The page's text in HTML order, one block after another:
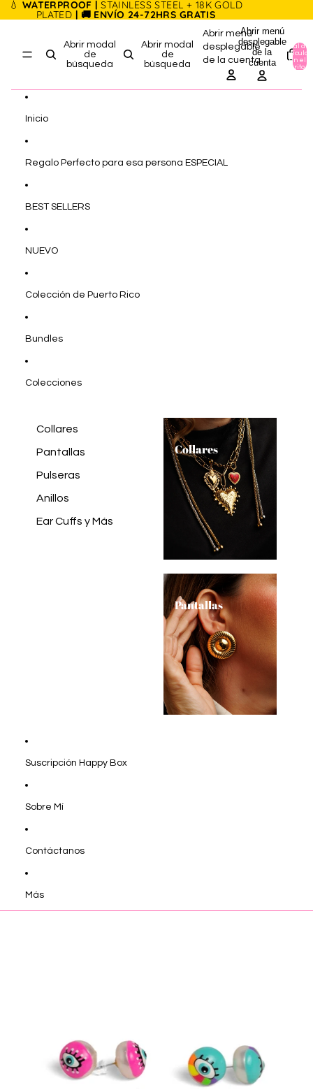
💧 WATERPROOF |STAINLESS STEEL + 18K GOLD
PLATED | 🚚 ENVÍO 24-72HRS GRATIS
Abrir modal
de
búsqueda
Abrir modal
de
búsqueda
Abrir menú
desplegable
de la cuenta
Abrir menú
desplegable
de la
cuenta
Total de
artículos
en el
carrito: 0
Inicio
Regalo Perfecto para esa persona ESPECIAL
BEST SELLERS
NUEVO
Colección de Puerto Rico
Bundles
Colecciones
Collares
Pantallas
Pulseras
Anillos
Ear Cuffs y Más
Collares
Pantallas
Suscripción Happy Box
Sobre Mí
Contáctanos
Más
Ir directamente a la información del producto